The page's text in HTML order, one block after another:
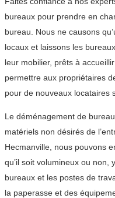
bureaux pour prendre en
bureau. Nous ne causons
locaux et laissons les
leur mobilier, prêts à
permettre aux propriétaires
pour de nouveaux locataires
Le déménagement de
matériels non désirés de
Hecmanville, nous pouvons
qu’il soit volumineux ou non,
bureaux et les postes de
la paperasse et des